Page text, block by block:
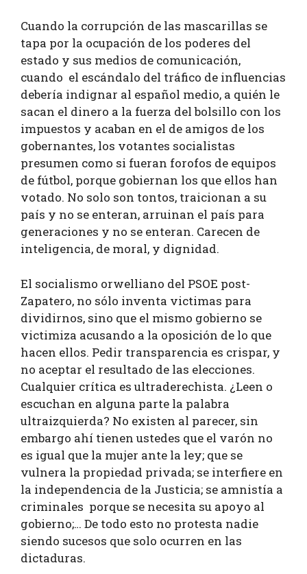
Cuando la corrupción de las mascarillas se
tapa por la ocupación de los poderes del
estado y sus medios de comunicación,
cuando el escándalo del tráfico de influencias
debería indignar al español medio, a quién le
sacan el dinero a la fuerza del bolsillo con los
impuestos y acaban en el de amigos de los
gobernantes, los votantes socialistas
presumen como si fueran forofos de equipos
de fútbol, porque gobiernan los que ellos han
votado. No solo son tontos, traicionan a su
país y no se enteran, arruinan el país para
generaciones y no se enteran. Carecen de
inteligencia, de moral, y dignidad.
El socialismo orwelliano del PSOE post-
Zapatero, no sólo inventa victimas para
dividirnos, sino que el mismo gobierno se
victimiza acusando a la oposición de lo que
hacen ellos. Pedir transparencia es crispar, y
no aceptar el resultado de las elecciones.
Cualquier crítica es ultraderechista. ¿Leen o
escuchan en alguna parte la palabra
ultraizquierda? No existen al parecer, sin
embargo ahí tienen ustedes que el varón no
es igual que la mujer ante la ley; que se
vulnera la propiedad privada; se interfiere en
la independencia de la Justicia; se amnistía a
criminales porque se necesita su apoyo al
gobierno;… De todo esto no protesta nadie
siendo sucesos que solo ocurren en las
dictaduras.